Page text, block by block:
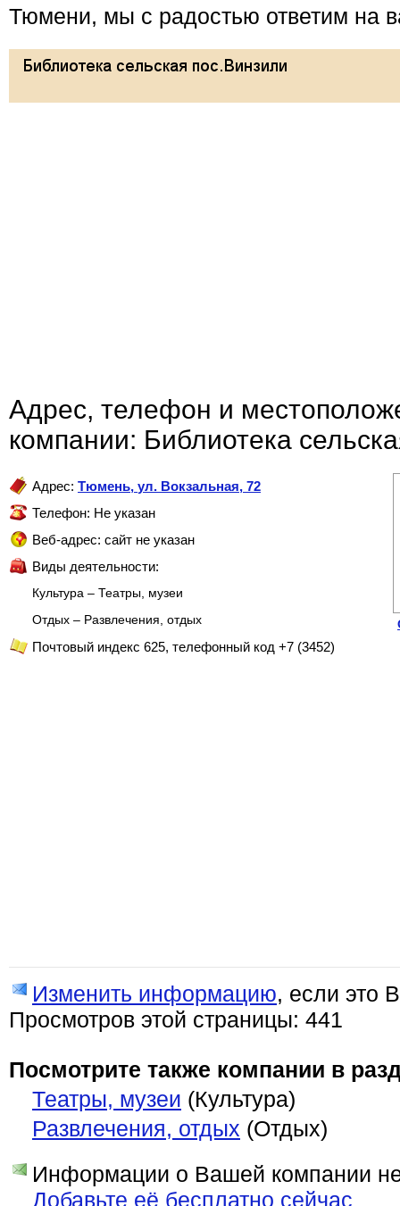
Тюмени, мы с радостью ответим на
Адрес, телефон и
компании: Библиотека
Адрес: Тюмень, ул. Вокзальная, 72
Телефон: Не указан
Веб-адрес: сайт не указан
Виды деятельности:
Культура – Театры, музеи
Отдых – Развлечения, отдых
Почтовый индекс 625, телефонный код +7 (3452)
Изменить информацию, если это
Просмотров этой страницы: 441
Посмотрите также компании в
Театры, музеи (Культура)
Развлечения, отдых (Отдых)
Информации о Вашей компании
Добавьте её бесплатно сейчас